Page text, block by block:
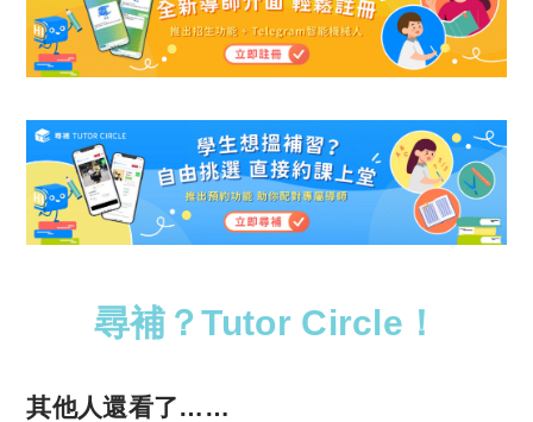
尋補？Tutor Circle！
其他人還看了……